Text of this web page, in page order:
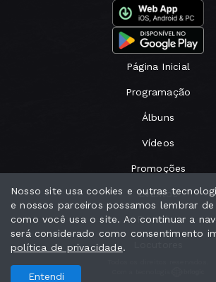
Página Inicial
Programação
Álbuns
Vídeos
Promoções
Eventos
Recados
Nosso site usa cookies e outras
e nossos parceiros possamos lembrar
como você usa o site. Ao continuar a
será considerado como consentimento
política de privacidade.
Entendi